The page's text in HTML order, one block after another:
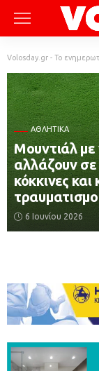
Volosday.gr - Το
ΑΘΛΗΤΙΚΆ
Μουντιάλ
αλλάζουν σε
κόκκινες και
6 Ιουνίου 2026